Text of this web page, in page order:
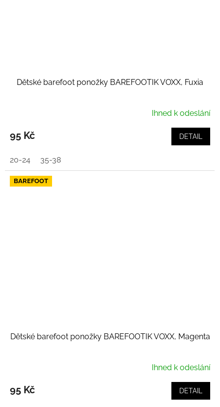
Dětské barefoot ponožky BAREFOOTIK VOXX, Fuxia
Ihned k odeslání
95 Kč DETAIL
20-24 35-38
BAREFOOT
Dětské barefoot ponožky BAREFOOTIK VOXX, Magenta
Ihned k odeslání
95 Kč DETAIL